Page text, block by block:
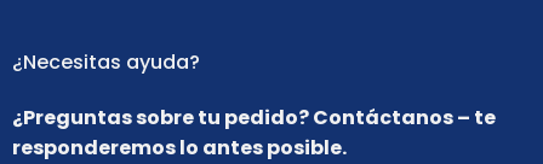
¿Necesitas ayuda?
¿Preguntas sobre tu pedido? Contáctanos – te
responderemos lo antes posible.